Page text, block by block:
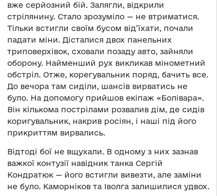
вже серйозний бій. Залягли, відкрили
стрілянину. Стало зрозуміло — не втриматися.
Тільки встигли своїм бусом від’їхати, почали
падати міни. Дісталися двох панельних
триповерхівок, сховали позаду авто, зайняли
оборону. Найменший рух викликав мінометний
обстріл. Отже, корегувальник поряд, бачить все.
До вечора там сиділи, шансів вирватись не
було. На допомогу прийшов екіпаж «Болівара».
Він кількома пострілами розвалив дім, де сидів
коригувальник, накрив росіян, і наші під його
прикриттям вирвались.
Відтоді бої не вщухали. В одному з них зазнав
важкої контузії навідник танка Сергій
Кондратюк — його встигли вивезти, але заміни
не було. Каморніков та Іволга залишилися удвох.